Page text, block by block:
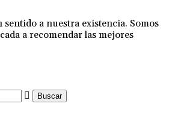
a nuestra existencia. Somos
a recomendar las mejores